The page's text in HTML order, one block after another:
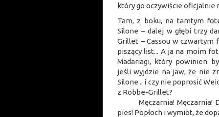
który go oczywiście oficjalnie
Tam, z boku, na tamtym
Silone – dalej w głębi trzy
Grillet – Cassou w czwartym
piszący list... A ja na moim
Madariagi, który powinien
jeśli wyjdzie na jaw, że nie
Silone... i czy nie poprosić
z
Męczarnia! Męczarnia!
pies! Popłoch i wymiot, że